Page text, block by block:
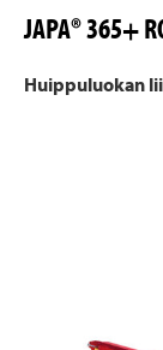
JAPA® 365+
Huippuluokan